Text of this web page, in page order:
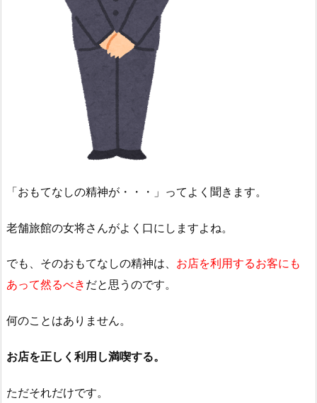
「おもてなしの精神が・・・」ってよく聞きます。
老舗旅館の女将さんがよく口にしますよね。
でも、そのおもてなしの精神は、 お店を利用するお客にも
あって然るべき だと思うのです。
何のことはありません。
お店を正しく利用し満喫する。
ただそれだけです。